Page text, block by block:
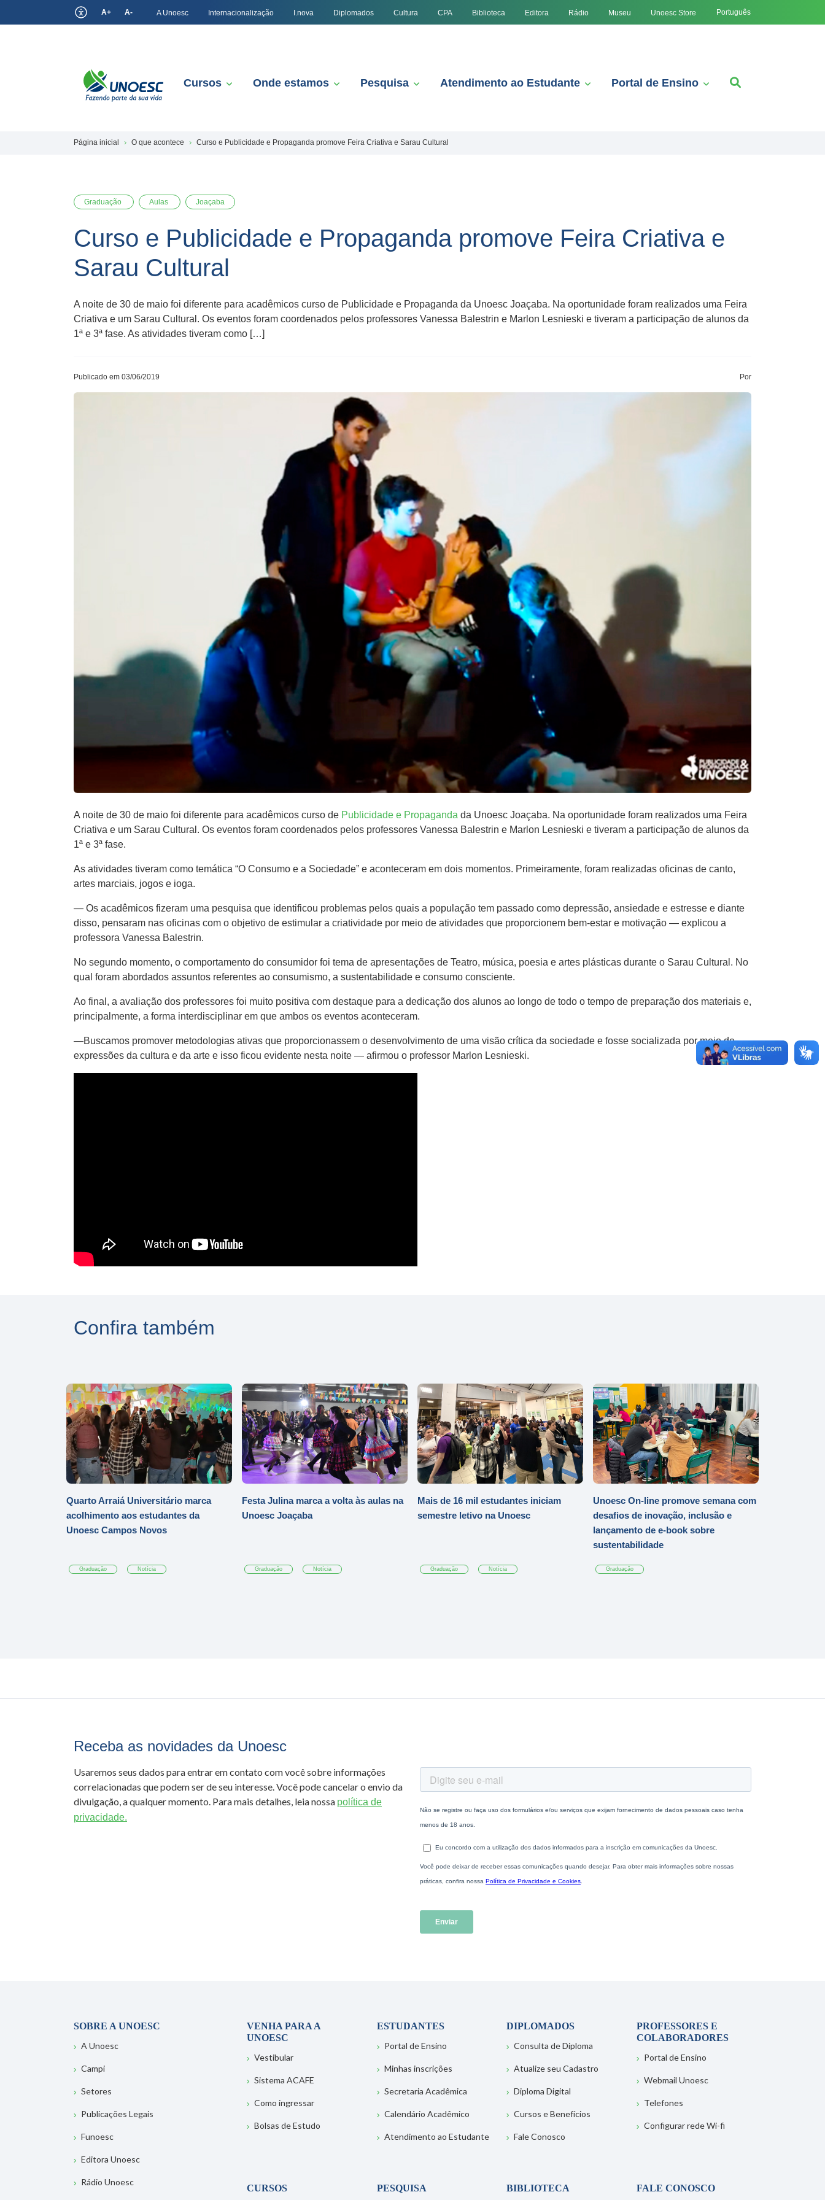
A+ A- A Unoesc Internacionalização I.nova Diplomados Cultura CPA Biblioteca Editora Rádio Museu Unoesc Store Português
Cursos Onde estamos Pesquisa Atendimento ao Estudante Portal de Ensino
Página inicial O que acontece Curso e Publicidade e Propaganda promove Feira Criativa e Sarau Cultural
Graduação Aulas Joaçaba
Curso e Publicidade e Propaganda promove Feira Criativa e
Sarau Cultural
A noite de 30 de maio foi diferente para acadêmicos curso de Publicidade e Propaganda da Unoesc Joaçaba. Na oportunidade foram realizados uma Feira
Criativa e um Sarau Cultural. Os eventos foram coordenados pelos professores Vanessa Balestrin e Marlon Lesnieski e tiveram a participação de alunos da
1ª e 3ª fase. As atividades tiveram como […]
Publicado em 03/06/2019 Por
A noite de 30 de maio foi diferente para acadêmicos curso de Publicidade e Propaganda da Unoesc Joaçaba. Na oportunidade foram realizados uma Feira
Criativa e um Sarau Cultural. Os eventos foram coordenados pelos professores Vanessa Balestrin e Marlon Lesnieski e tiveram a participação de alunos da
1ª e 3ª fase.
As atividades tiveram como temática “O Consumo e a Sociedade” e aconteceram em dois momentos. Primeiramente, foram realizadas oficinas de canto,
artes marciais, jogos e ioga.
— Os acadêmicos fizeram uma pesquisa que identificou problemas pelos quais a população tem passado como depressão, ansiedade e estresse e diante
disso, pensaram nas oficinas com o objetivo de estimular a criatividade por meio de atividades que proporcionem bem-estar e motivação — explicou a
professora Vanessa Balestrin.
No segundo momento, o comportamento do consumidor foi tema de apresentações de Teatro, música, poesia e artes plásticas durante o Sarau Cultural. No
qual foram abordados assuntos referentes ao consumismo, a sustentabilidade e consumo consciente.
Ao final, a avaliação dos professores foi muito positiva com destaque para a dedicação dos alunos ao longo de todo o tempo de preparação dos materiais e,
principalmente, a forma interdisciplinar em que ambos os eventos aconteceram.
—Buscamos promover metodologias ativas que proporcionassem o desenvolvimento de uma visão crítica da sociedade e fosse socializada por meio de
expressões da cultura e da arte e isso ficou evidente nesta noite — afirmou o professor Marlon Lesnieski.
Confira também
Quarto Arraiá Universitário marca
acolhimento aos estudantes da
Unoesc Campos Novos
Graduação Notícia
Festa Julina marca a volta às aulas na
Unoesc Joaçaba
Graduação Notícia
Mais de 16 mil estudantes iniciam
semestre letivo na Unoesc
Graduação Notícia
Unoesc On-line promove semana com
desafios de inovação, inclusão e
lançamento de e-book sobre
sustentabilidade
Graduação
Receba as novidades da Unoesc
Usaremos seus dados para entrar em contato com você sobre informações
correlacionadas que podem ser de seu interesse. Você pode cancelar o envio da
divulgação, a qualquer momento. Para mais detalhes, leia nossa política de
privacidade.
SOBRE A UNOESC
A Unoesc
Campi
Setores
Publicações Legais
Funoesc
Editora Unoesc
Rádio Unoesc
VENHA PARA A
UNOESC
Vestibular
Sistema ACAFE
Como ingressar
Bolsas de Estudo
ESTUDANTES
Portal de Ensino
Minhas inscrições
Secretaria Acadêmica
Calendário Acadêmico
Atendimento ao Estudante
DIPLOMADOS
Consulta de Diploma
Atualize seu Cadastro
Diploma Digital
Cursos e Benefícios
Fale Conosco
PROFESSORES E
COLABORADORES
Portal de Ensino
Webmail Unoesc
Telefones
Configurar rede Wi-fi
CURSOS PESQUISA BIBLIOTECA FALE CONOSCO